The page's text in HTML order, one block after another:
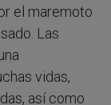
el maremoto
Las
vidas,
así como